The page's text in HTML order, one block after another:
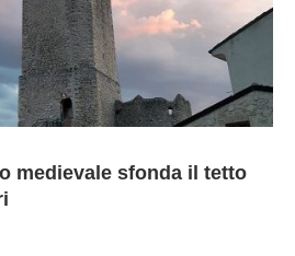
medievale sfonda il tetto